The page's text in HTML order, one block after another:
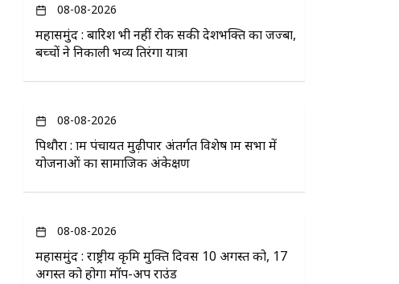
08-08-2026
महासमुंद : बारिश भी नहीं रोक सकी देशभक्ति का जज्बा,
बच्चों ने निकाली भव्य तिरंगा यात्रा
08-08-2026
पिथौरा : ग्राम पंचायत मुढ़ीपार अंतर्गत विशेष ग्राम सभा में
योजनाओं का सामाजिक अंकेक्षण
08-08-2026
महासमुंद : राष्ट्रीय कृमि मुक्ति दिवस 10 अगस्त को, 17
अगस्त को होगा मॉप-अप राउंड